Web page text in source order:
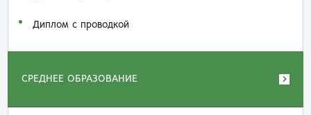
Диплом с проводкой
СРЕДНЕЕ ОБРАЗОВАНИЕ